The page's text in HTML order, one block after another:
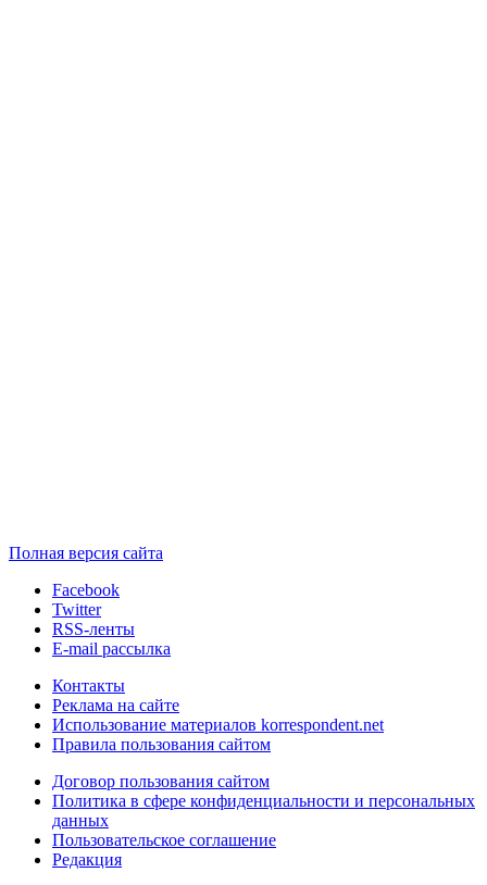
Полная версия сайта
Facebook
Twitter
RSS-ленты
E-mail рассылка
Контакты
Реклама на сайте
Использование материалов korrespondent.net
Правила пользования сайтом
Договор пользования сайтом
Политика в сфере конфиденциальности и персональных
данных
Пользовательское соглашение
Редакция